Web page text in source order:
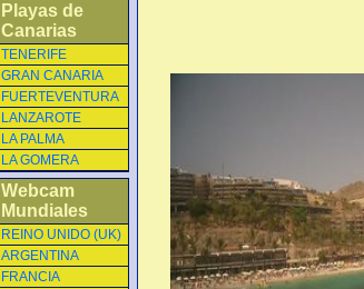
Playas de
Canarias
TENERIFE
GRAN CANARIA
FUERTEVENTURA
LANZAROTE
LA PALMA
LA GOMERA
Webcam
Mundiales
REINO UNIDO (UK)
ARGENTINA
FRANCIA